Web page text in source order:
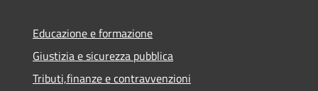
Educazione e formazione
Giustizia e sicurezza pubblica
Tributi,finanze e contravvenzioni